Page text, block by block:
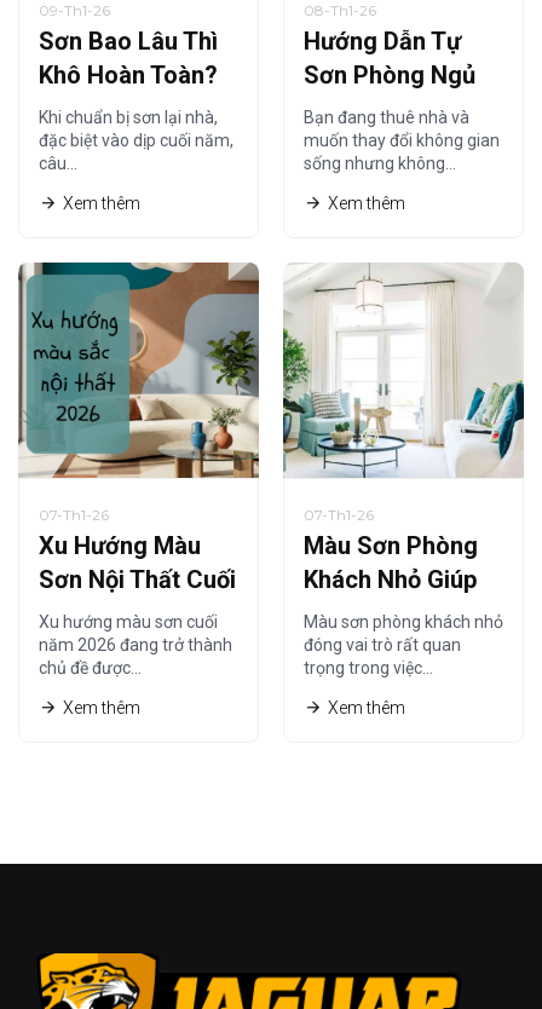
09-Th1-26
Sơn Bao Lâu Thì
Khô Hoàn Toàn?
Thời Gian Khô
Sơn Nội Thất Chi
Tiết Nhất
Khi chuẩn bị sơn lại nhà,
đặc biệt vào dịp cuối năm,
câu…
Xem thêm
08-Th1-26
Hướng Dẫn Tự
Sơn Phòng Ngủ
Tiết Kiệm Cho
Người Thuê Nhà
Bạn đang thuê nhà và
muốn thay đổi không gian
sống nhưng không…
Xem thêm
07-Th1-26
Xu Hướng Màu
Sơn Nội Thất Cuối
Năm 2026 Được
Ưa Chuộng Nhất
Xu hướng màu sơn cuối
năm 2026 đang trở thành
chủ đề được…
Xem thêm
07-Th1-26
Màu Sơn Phòng
Khách Nhỏ Giúp
Không Gian Trông
Rộng Hơn Năm
2026
Màu sơn phòng khách nhỏ
đóng vai trò rất quan
trọng trong việc…
Xem thêm